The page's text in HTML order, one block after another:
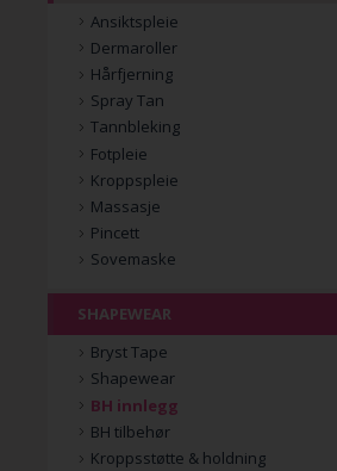
Ansiktspleie
Dermaroller
Hårfjerning
Spray Tan
Tannbleking
Fotpleie
Kroppspleie
Massasje
Pincett
Sovemaske
SHAPEWEAR
Bryst Tape
Shapewear
BH innlegg
BH tilbehør
Kroppsstøtte & holdning